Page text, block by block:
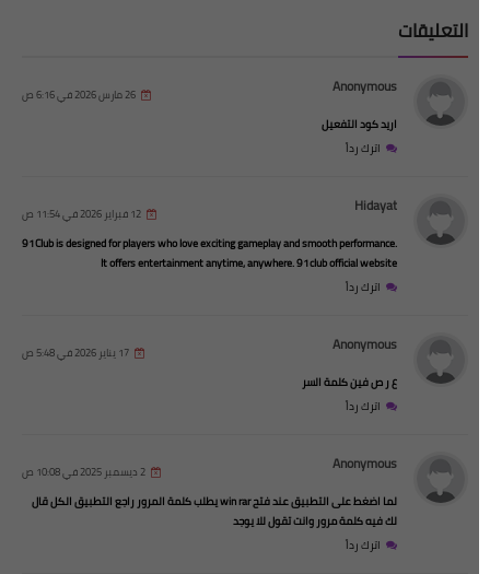
التعليقات
Anonymous 26 مارس 2026 في 6:16 ص
اريد كود التفعيل
اترك رداً
Hidayat 12 فبراير 2026 في 11:54 ص
91Club is designed for players who love exciting gameplay and smooth performance.
It offers entertainment anytime, anywhere. 91club official website
اترك رداً
Anonymous 17 يناير 2026 في 5:48 ص
ع ر ص فين كلمة السر
اترك رداً
Anonymous 2 ديسمبر 2025 في 10:08 ص
لما اضغط على التطبيق عند فتح win rar يطلب كلمة المرور راجع التطبيق الكل قال
لك فيه كلمة مرور وانت تقول للا يوجد
اترك رداً